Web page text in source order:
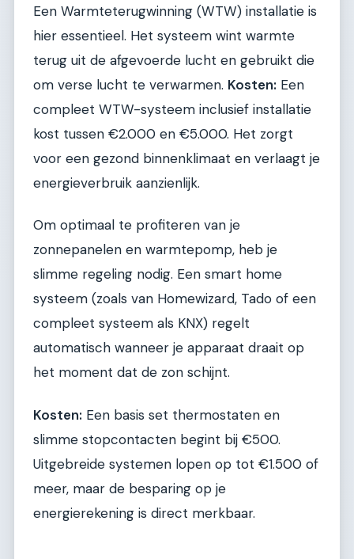
Een Warmteterugwinning (WTW) installatie is
hier essentieel. Het systeem wint warmte
terug uit de afgevoerde lucht en gebruikt die
om verse lucht te verwarmen. Kosten: Een
compleet WTW-systeem inclusief installatie
kost tussen €2.000 en €5.000. Het zorgt
voor een gezond binnenklimaat en verlaagt je
energieverbruik aanzienlijk.
Om optimaal te profiteren van je
zonnepanelen en warmtepomp, heb je
slimme regeling nodig. Een smart home
systeem (zoals van Homewizard, Tado of een
compleet systeem als KNX) regelt
automatisch wanneer je apparaat draait op
het moment dat de zon schijnt.
Kosten: Een basis set thermostaten en
slimme stopcontacten begint bij €500.
Uitgebreide systemen lopen op tot €1.500 of
meer, maar de besparing op je
energierekening is direct merkbaar.